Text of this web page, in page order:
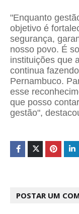
"Enquanto
objetivo é
segurança,
nosso povo. É
instituições que
continua
Pernambuco.
esse
que posso
gestão",
POSTAR UM